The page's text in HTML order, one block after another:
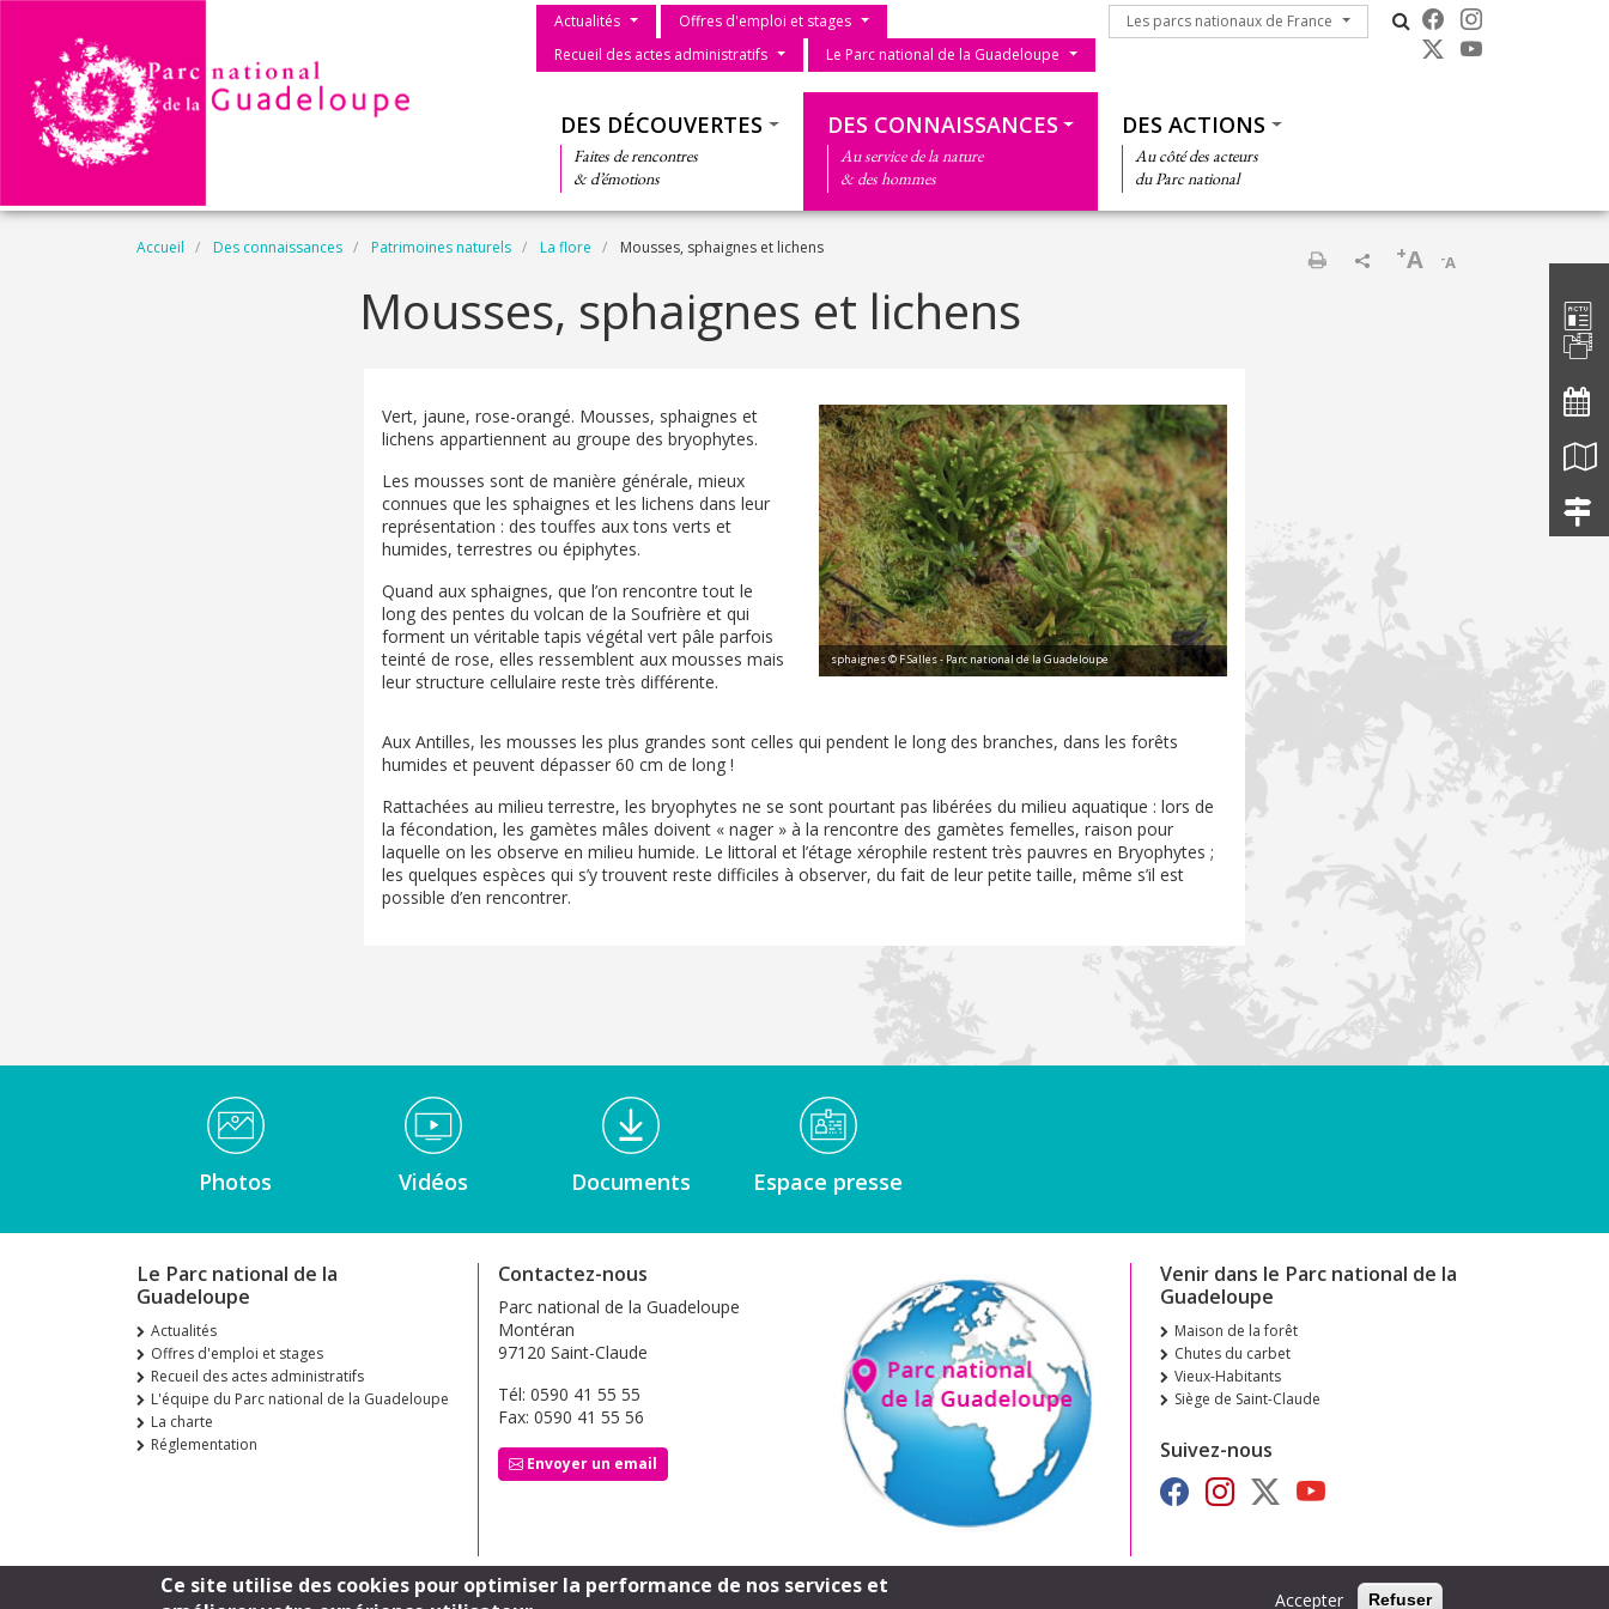
Menu du parc
Actualités
Offres d'emploi et stages
Recueil des actes administratifs
Le Parc national de la Guadeloupe
Les parcs nationaux de France
Les parcs nationaux de France
DES DÉCOUVERTES
Faites de rencontres
& d’émotions
DES CONNAISSANCES
Au service de la nature
& des hommes
DES ACTIONS
Au côté des acteurs
du Parc national
Fil d'Ariane
Accueil Des connaissances Patrimoines naturels La flore Mousses, sphaignes et lichens
-A
+A
Mousses, sphaignes et lichens
Vert, jaune, rose-orangé. Mousses, sphaignes et
lichens appartiennent au groupe des bryophytes.
Les mousses sont de manière générale, mieux
connues que les sphaignes et les lichens dans leur
représentation : des touffes aux tons verts et
humides, terrestres ou épiphytes.
Quand aux sphaignes, que l’on rencontre tout le
long des pentes du volcan de la Soufrière et qui
forment un véritable tapis végétal vert pâle parfois
teinté de rose, elles ressemblent aux mousses mais
leur structure cellulaire reste très différente.
sphaignes © F.Salles - Parc national de la Guadeloupe
Aux Antilles, les mousses les plus grandes sont celles qui pendent le long des branches, dans les forêts
humides et peuvent dépasser 60 cm de long !
Rattachées au milieu terrestre, les bryophytes ne se sont pourtant pas libérées du milieu aquatique : lors de
la fécondation, les gamètes mâles doivent « nager » à la rencontre des gamètes femelles, raison pour
laquelle on les observe en milieu humide. Le littoral et l’étage xérophile restent très pauvres en Bryophytes ;
les quelques espèces qui s’y trouvent reste difficiles à observer, du fait de leur petite taille, même s’il est
possible d’en rencontrer.
Médiathèque Footer
Photos Vidéos Documents Espace presse
Le Parc national de la
Guadeloupe
Actualités
Offres d'emploi et stages
Recueil des actes administratifs
L'équipe du Parc national de la Guadeloupe
La charte
Réglementation
Contactez-nous
Parc national de la Guadeloupe
Montéran
97120 Saint-Claude
Tél: 0590 41 55 55
Fax: 0590 41 55 56
Envoyer un email
Venir dans le Parc national de la
Guadeloupe
Maison de la forêt
Chutes du carbet
Vieux-Habitants
Siège de Saint-Claude
Suivez-nous
Footer
Mentions légales
Ce site utilise des cookies pour optimiser la performance de nos services et
Accepter Refuser